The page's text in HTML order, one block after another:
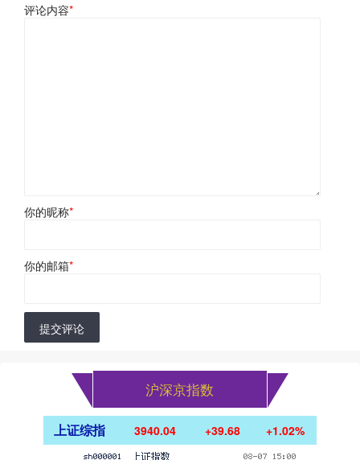
评论内容*
你的昵称*
你的邮箱*
提交评论
沪深京指数
上证综指 3940.04 +39.68 +1.02%